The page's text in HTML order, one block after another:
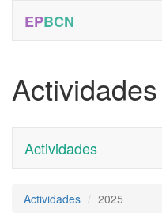
EPBCN
Actividades
Actividades
Actividades 2025